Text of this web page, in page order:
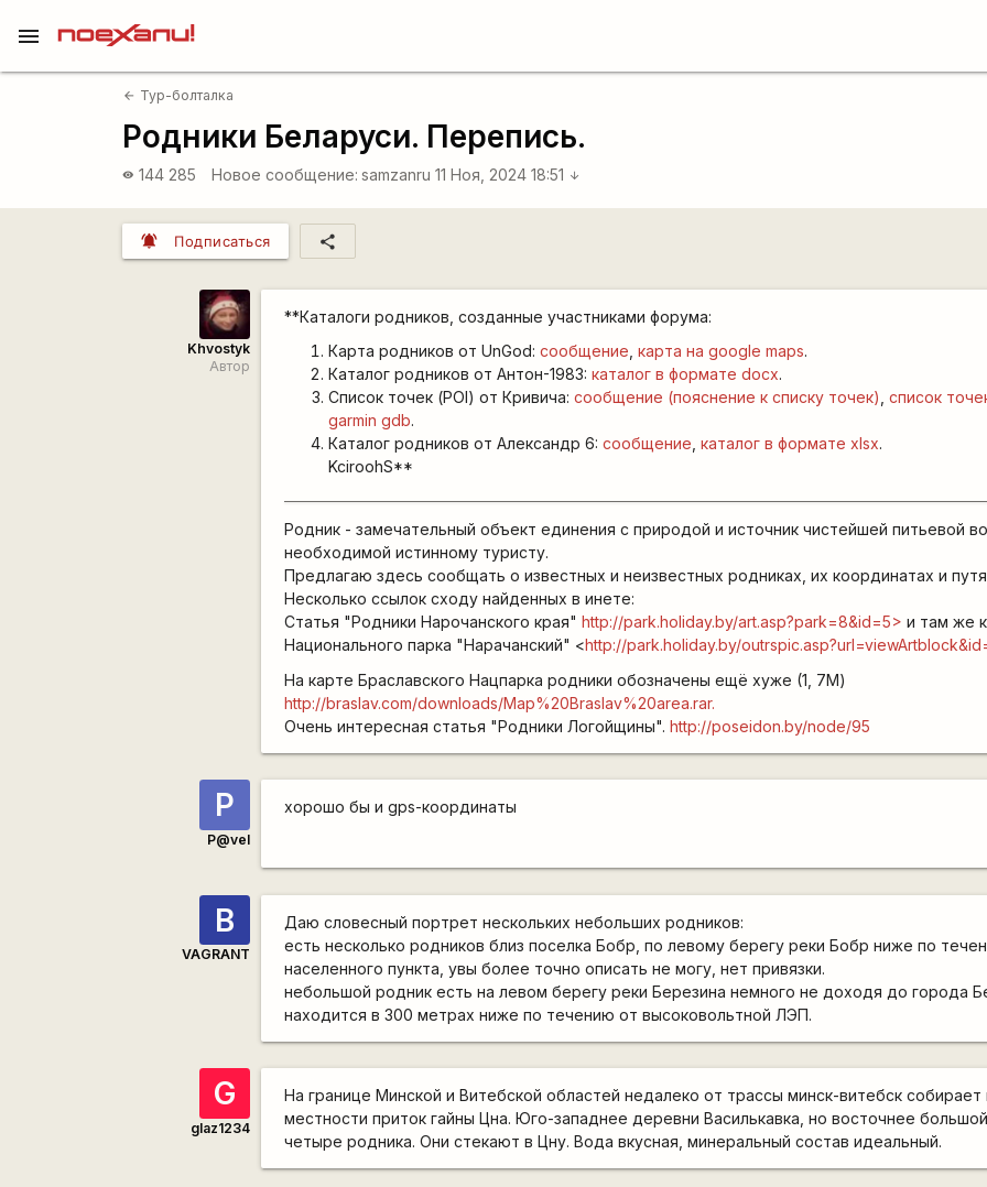
menu
arrow_back Тур-болталка
Родники Беларуси. Перепись.
visibility 144 285 Новое сообщение: samzanru 11 Ноя, 2024 18:51 arrow_downward
notifications_active Подписаться share
Khvostyk
Автор
**Каталоги родников, созданные участниками форума:
Карта родников от UnGod:сообщение ,карта на google maps.
Каталог родников от Антон-1983:каталог в формате docx.
Список точек (POI) от Кривича:сообщение (пояснение к списку точек) ,список
garmin gdb.
Каталог родников от Александр 6:сообщение ,каталог в формате xlsx.
KciroohS**
Родник - замечательный объект единения с природой и источник чистейшей питьевой
необходимой истинному туристу.
Предлагаю здесь сообщать о известных и неизвестных родниках, их координатах и
Несколько ссылок сходу найденных в инете:
Статья "Родники Нарочанского края"http://park.holiday.by/art.asp?park=8&id=5> и там же
Национального парка "Нарачанский" <http://park.holiday.by/
На карте Браславского Нацпарка родники обозначены ещё хуже (1, 7М)
http://braslav.com/downloads/Map%20Braslav%20area.rar.
Очень интересная статья "Родники Логойщины".http://poseidon.by/node/95
P
P@vel
хорошо бы и gps-координаты
В
VAGRANT
Даю словесный портрет нескольких небольших родников:
есть несколько родников близ поселка Бобр, по левому берегу реки Бобр ниже по
населенного пункта, увы более точно описать не могу, нет привязки.
небольшой родник есть на левом берегу реки Березина немного не доходя до города
находится в 300 метрах ниже по течению от высоковольтной ЛЭП.
G
glaz1234
На границе Минской и Витебской областей недалеко от трассы минск-витебск собирает
местности приток гайны Цна. Юго-западнее деревни Василькавка, но восточнее
четыре родника. Они стекают в Цну. Вода вкусная, минеральный состав идеальный.